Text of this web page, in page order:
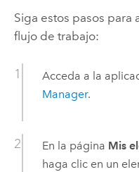
Siga estos pasos para
flujo de trabajo:
Acceda a la
Manager.
En la página Mis
haga clic en un